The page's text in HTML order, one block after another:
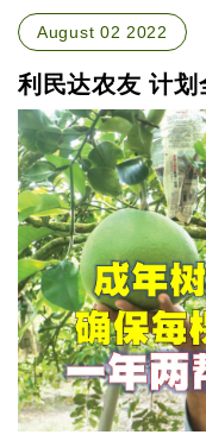
August 02 2022
利民达农友 计划